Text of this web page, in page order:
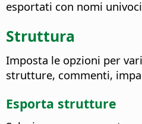
esportati con nomi
Struttura
Imposta le opzioni per
strutture, commenti,
Esporta strutture